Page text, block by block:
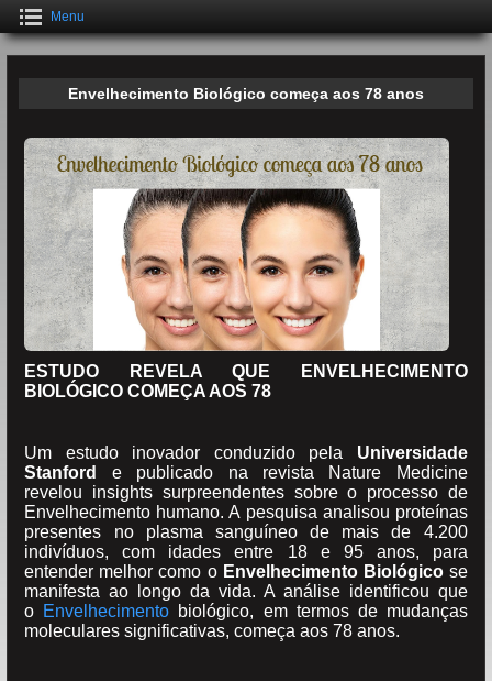
Menu
Envelhecimento Biológico começa aos 78 anos
ESTUDO REVELA QUE ENVELHECIMENTO
BIOLÓGICO COMEÇA AOS 78
Um estudo inovador conduzido pela Universidade
Stanford e publicado na revista Nature Medicine
revelou insights surpreendentes sobre o processo de
Envelhecimento humano. A pesquisa analisou proteínas
presentes no plasma sanguíneo de mais de 4.200
indivíduos, com idades entre 18 e 95 anos, para
entender melhor como o Envelhecimento Biológicose
manifesta ao longo da vida. A análise identificou que
o Envelhecimento biológico, em termos de mudanças
moleculares significativas, começa aos 78 anos.